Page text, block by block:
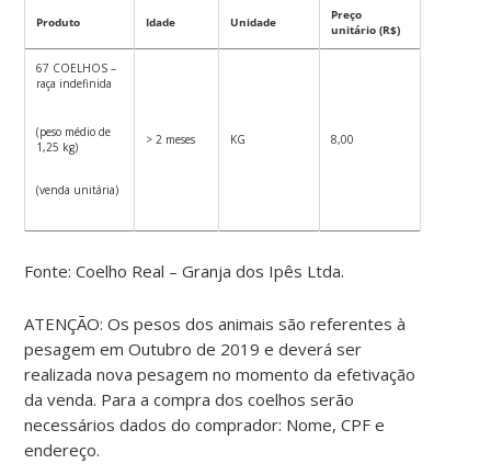
Produto Idade Unidade
Preço
unitário (R$)
67 COELHOS –
raça indefinida
(peso médio de
1,25 kg)
(venda unitária)
> 2 meses KG 8,00
Fonte: Coelho Real – Granja dos Ipês Ltda.
ATENÇÃO: Os pesos dos animais são referentes à
pesagem em Outubro de 2019 e deverá ser
realizada nova pesagem no momento da efetivação
da venda. Para a compra dos coelhos serão
necessários dados do comprador: Nome, CPF e
endereço.